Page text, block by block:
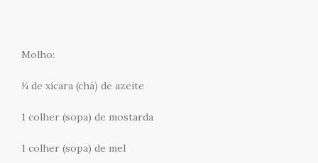
Molho:
¼ de xícara (chá) de azeite
1 colher (sopa) de mostarda
1 colher (sopa) de mel